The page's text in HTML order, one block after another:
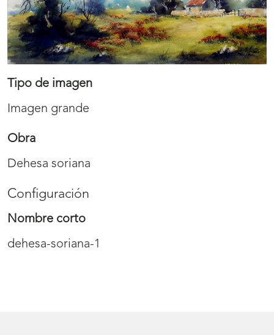
Tipo de imagen
Imagen grande
Obra
Dehesa soriana
Configuración
Nombre corto
dehesa-soriana-1